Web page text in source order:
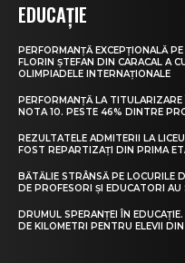
EDUCAȚIE
PERFORMANȚĂ EXCEPȚIONALĂ
FLORIN ȘTEFAN DIN CARACAL A
OLIMPIADELE INTERNAȚIONALE
PERFORMANȚĂ LA
NOTA 10. PESTE 46% DINTRE
REZULTATELE ADMITERII LA
FOST REPARTIZAȚI DIN PRIMA
BĂTĂLIE STRÂNSĂ PE LOCURILE
DE PROFESORI ȘI EDUCATORI
DRUMUL SPERANȚEI ÎN
DE KILOMETRI PENTRU ELEVII